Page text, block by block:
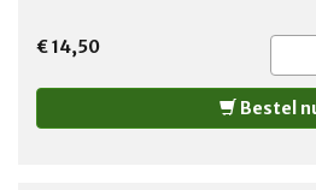
€ 14,50
Bestel